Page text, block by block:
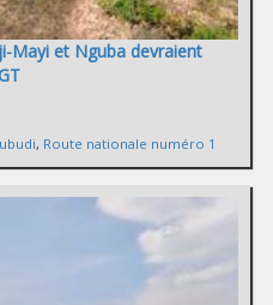
Mayi et Nguba devraient
, Route nationale numéro 1